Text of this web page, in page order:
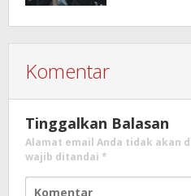
Komentar
Tinggalkan Balasan
Alamat email Anda tidak akan
wajib ditandai *